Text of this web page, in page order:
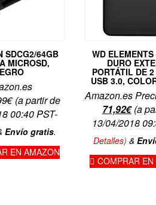
SDCG2/64GB
MICROSD,
€(a partir de
00:40 PST-
Envío gratis.
EN AMAZON
WD
DURO
PORTÁTIL DE
USB 3.0,
Amazon.es
El
precio
original
74,95€.
71,92€El
actual
(a
13/04/2018
Detalles) &
COMPRAR